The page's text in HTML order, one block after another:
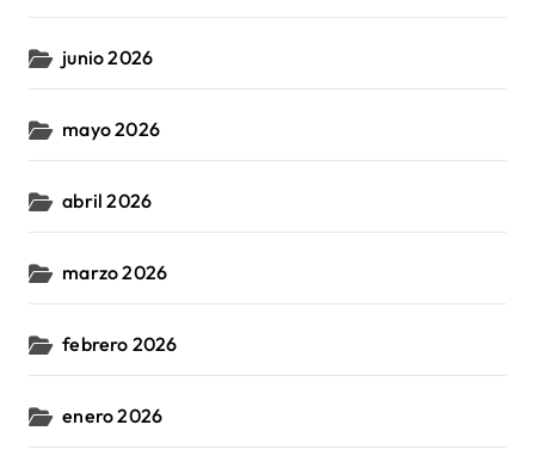
junio 2026
mayo 2026
abril 2026
marzo 2026
febrero 2026
enero 2026